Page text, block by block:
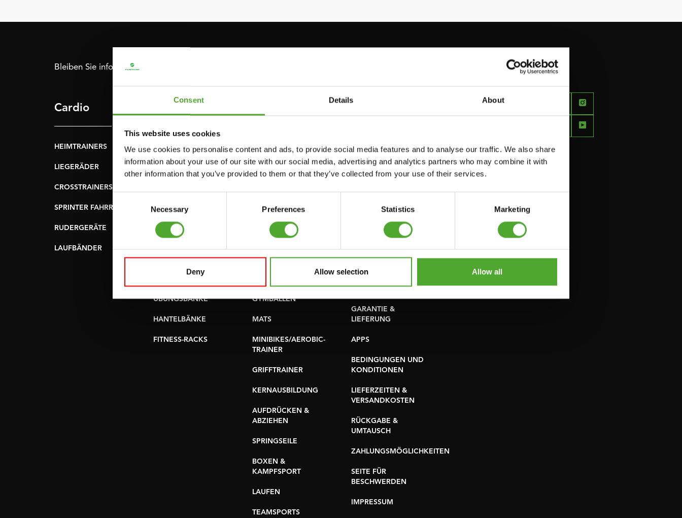
Consent Details About
This website uses cookies
We use cookies to personalise content and ads, to provide social media features and to analyse our traffic. We also share
information about your use of our site with our social media, advertising and analytics partners who may combine it with
other information that you’ve provided to them or that they’ve collected from your use of their services.
Selection
Necessary Preferences Statistics Marketing
Deny Allow selection Allow all
Bleiben Sie informiert: Melden Sie sich für unseren Newsletter an!
Cardio
HEIMTRAINERS
LIEGERÄDER
CROSSTRAINERS
SPRINTER FAHRRÄDER
RUDERGERÄTE
LAUFBÄNDER
DIP-STATIONEN
BAUCHMUSKELTRAINER
& RÜCKENTRAINER
KRAFSTATIONEN
SMITH-MASCHINEN
ÜBUNGSBÄNKE
HANTELBÄNKE
FITNESS-RACKS
FUNKTIONSTRAINING
WIDERSTANDSTRAINING
GESCHWINDIGKEIT
UND BEWEGLICHKEIT
SUPPORT
GYMBALLEN
MATS
MINIBIKES/AEROBIC-
TRAINER
GRIFFTRAINER
KERNAUSBILDUNG
AUFDRÜCKEN &
ABZIEHEN
SPRINGSEILE
BOXEN &
KAMPFSPORT
LAUFEN
TEAMSPORTS
VERTRAG
WIDERRUFEN
FAQ
HANDBÜCHER
ALTE HANDBÜCHER
PROBLEM BERICHTEN
TEILE KAUFEN
GARANTIE &
LIEFERUNG
APPS
BEDINGUNGEN UND
KONDITIONEN
LIEFERZEITEN &
VERSANDKOSTEN
RÜCKGABE &
UMTAUSCH
ZAHLUNGSMÖGLICHKEITEN
SEITE FÜR
BESCHWERDEN
IMPRESSUM
FEEL
BETTER
DAY